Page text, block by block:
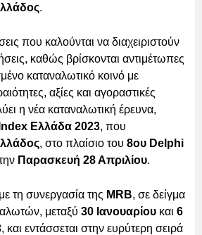
.
που καλούνται να διαχειριστούν
καθώς βρίσκονται αντιμέτωπες
καταναλωτικό κοινό με
αξίες και αγοραστικές
η νέα καταναλωτική έρευνα,
Ελλάδα 2023, που
, στο πλαίσιο του 8ου Delphi
Παρασκευή 28 Απριλίου.
τη συνεργασία της MRB, σε δείγμα
μεταξύ 30 Ιανουαρίου και 6
, και εντάσσεται στην ευρύτερη σειρά